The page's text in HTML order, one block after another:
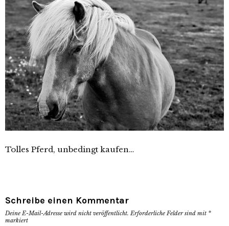
Tolles Pferd, unbedingt kaufen…
Schreibe einen Kommentar
Deine E-Mail-Adresse wird nicht veröffentlicht. Erforderliche Felder sind mit *
markiert